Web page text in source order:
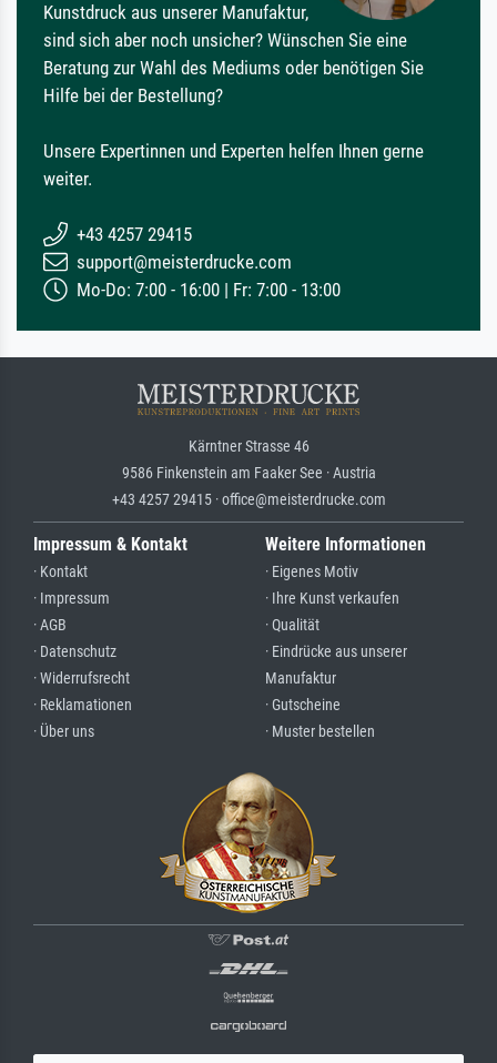
Kunstdruck aus unserer Manufaktur,
sind sich aber noch unsicher? Wünschen Sie eine
Beratung zur Wahl des Mediums oder benötigen Sie
Hilfe bei der Bestellung?
Unsere Expertinnen und Experten helfen Ihnen gerne
weiter.
+43 4257 29415
support@meisterdrucke.com
Mo-Do: 7:00 - 16:00 | Fr: 7:00 - 13:00
Kärntner Strasse 46
9586 Finkenstein am Faaker See · Austria
+43 4257 29415 · office@meisterdrucke.com
Impressum & Kontakt
· Kontakt
· Impressum
· AGB
· Datenschutz
· Widerrufsrecht
· Reklamationen
· Über uns
Weitere Informationen
· Eigenes Motiv
· Ihre Kunst verkaufen
· Qualität
· Eindrücke aus unserer
Manufaktur
· Gutscheine
· Muster bestellen